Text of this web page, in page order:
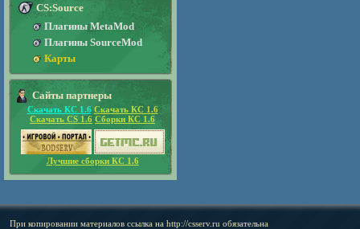
CS:Source
Плагины MetaMod
Плагины SourceMod
Карты
Сайты партнеры
Скачать КС 1.6 Скачать КС 1.6
Скачать CS 1.6 Сборки КС 1.6
Лучшие сборки КС 1.6
При копировании материалов ссылка на http://csserv.ru обязательна